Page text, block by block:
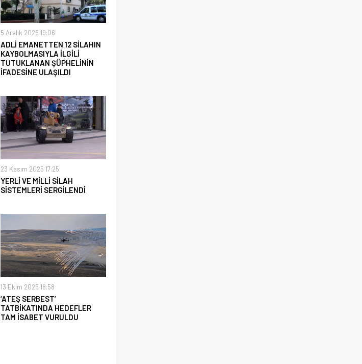
5 Aralık 2025 19:06
ADLİ EMANETTEN 12 SİLAHIN
KAYBOLMASIYLA İLGİLİ
TUTUKLANAN ŞÜPHELİNİN
İFADESİNE ULAŞILDI
23 Kasım 2025 17:25
YERLİ VE MİLLİ SİLAH
SİSTEMLERİ SERGİLENDİ
13 Ekim 2025 18:58
‘ATEŞ SERBEST’
TATBİKATINDA HEDEFLER
TAM İSABET VURULDU